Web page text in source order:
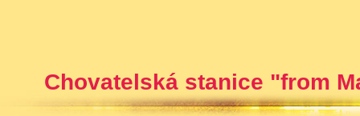
Chovatelská stanice "from